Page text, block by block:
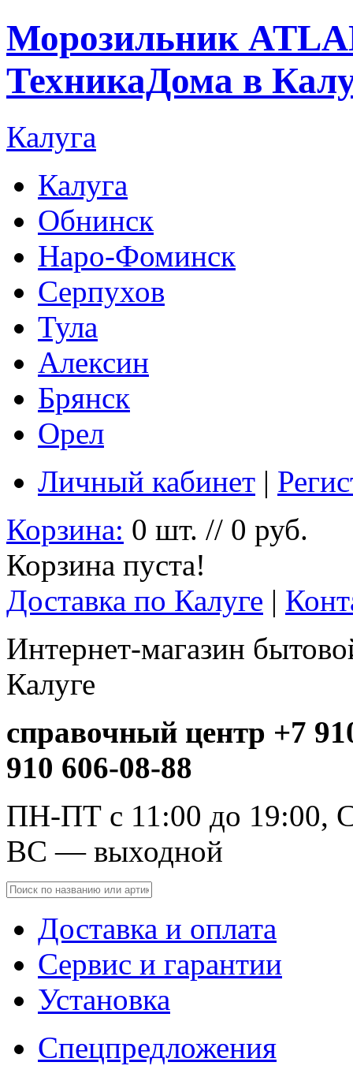
Морозильник
ТехникаДома в
Калуга
Калуга
Обнинск
Наро-Фоминск
Серпухов
Тула
Алексин
Брянск
Орел
Личный кабинет |
Корзина: 0 шт. // 0 руб.
Корзина пуста!
Доставка по Калуге |
Интернет-магазин
Калуге
справочный центр +7
910 606-08-88
ПН-ПТ с 11:00 до 19:00,
ВС — выходной
Доставка и оплата
Сервис и гарантии
Установка
Спецпредложения